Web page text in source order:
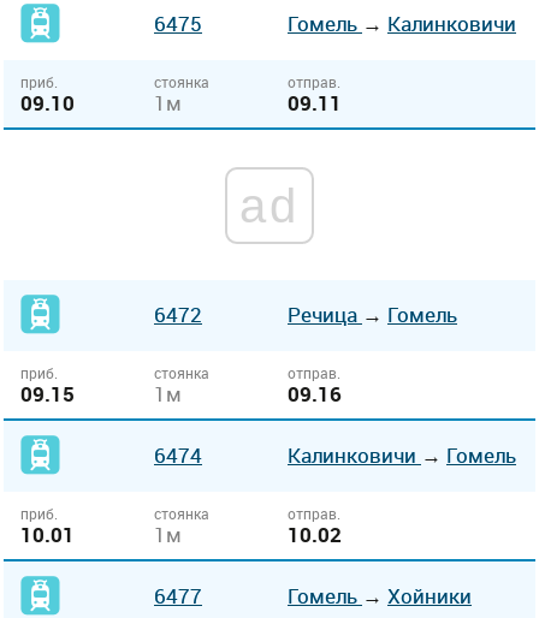
6475 Гомель → Калинковичи
приб.
09.10
стоянка
1м
отправ.
09.11
ad
6472 Речица → Гомель
приб.
09.15
стоянка
1м
отправ.
09.16
6474 Калинковичи → Гомель
приб.
10.01
стоянка
1м
отправ.
10.02
6477 Гомель → Хойники